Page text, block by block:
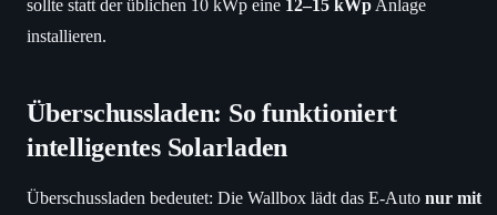
sollte statt der üblichen 10 kWp eine 12–15 kWp Anlage
installieren.
Überschussladen: So funktioniert
intelligentes Solarladen
Überschussladen bedeutet: Die Wallbox lädt das E-Auto nur mit